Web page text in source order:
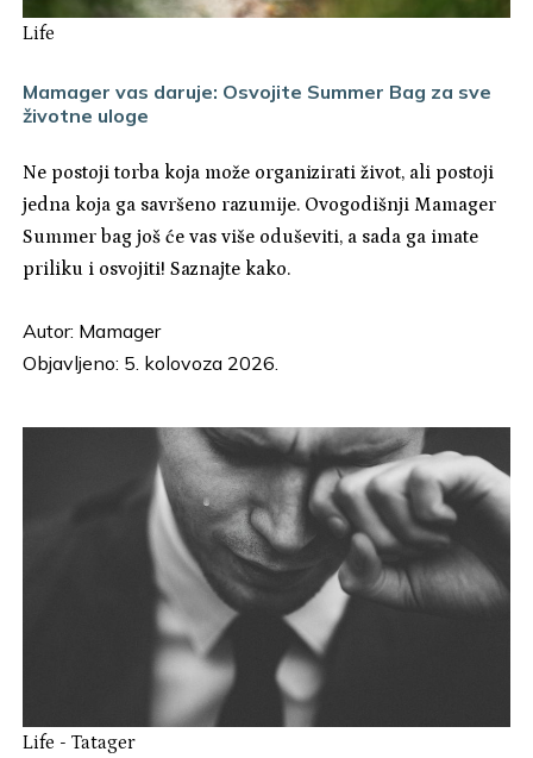
Life
Mamager vas daruje: Osvojite Summer Bag za sve
životne uloge
Ne postoji torba koja može organizirati život, ali postoji
jedna koja ga savršeno razumije. Ovogodišnji Mamager
Summer bag još će vas više oduševiti, a sada ga imate
priliku i osvojiti! Saznajte kako.
Autor: Mamager
Objavljeno: 5. kolovoza 2026.
Life -Tatager